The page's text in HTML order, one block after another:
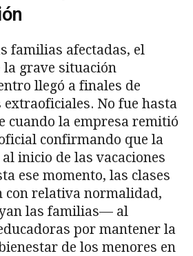
familias afectadas, el
la grave situación
llegó a finales de
No fue hasta
cuando la empresa remitió
confirmando que la
inicio de las vacaciones
ese momento, las clases
con relativa normalidad,
las familias— al
por mantener la
de los menores en